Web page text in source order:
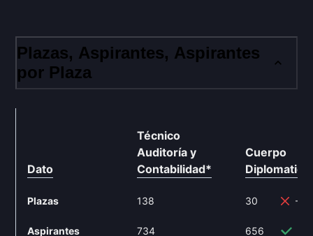
Plazas, Aspirantes, Aspirantes
por Plaza
Dato
Técnico
Auditoría y
Contabilidad*
Plazas 138
Aspirantes 734
Cuerpo
Diplomatico
30 -
656